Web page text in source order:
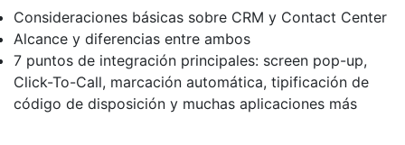
Consideraciones básicas sobre CRM y Contact Center
Alcance y diferencias entre ambos
7 puntos de integración principales: screen pop-up,
Click-To-Call, marcación automática, tipificación de
código de disposición y muchas aplicaciones más